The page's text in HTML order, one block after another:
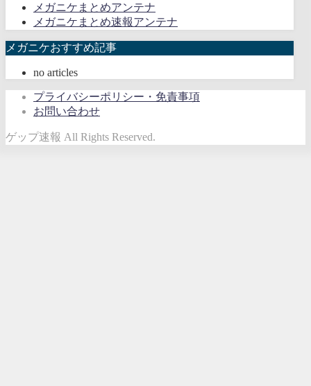
メガニケまとめアンテナ
メガニケまとめ速報アンテナ
メガニケおすすめ記事
no articles
プライバシーポリシー・免責事項
お問い合わせ
ゲップ速報 All Rights Reserved.